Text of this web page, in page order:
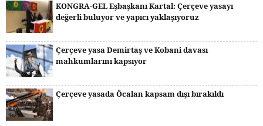
KONGRA-GEL Eşbaşkanı Kartal: Çerçeve yasayı
değerli buluyor ve yapıcı yaklaşıyoruz
Çerçeve yasa Demirtaş ve Kobani davası
mahkumlarını kapsıyor
Çerçeve yasada Öcalan kapsam dışı bırakıldı